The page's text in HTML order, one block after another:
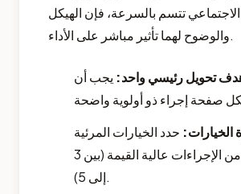
تتسم بالسرعة، فإن الهيكل
والوضوح لهما تأثير مباشر على الأداء.
تحويل رئيسي واحد: يجب أن
الخيارات: حدد الخيارات المرئية
في عدد قليل من الإجراءات عالية القيمة (بين 3
إلى 5).